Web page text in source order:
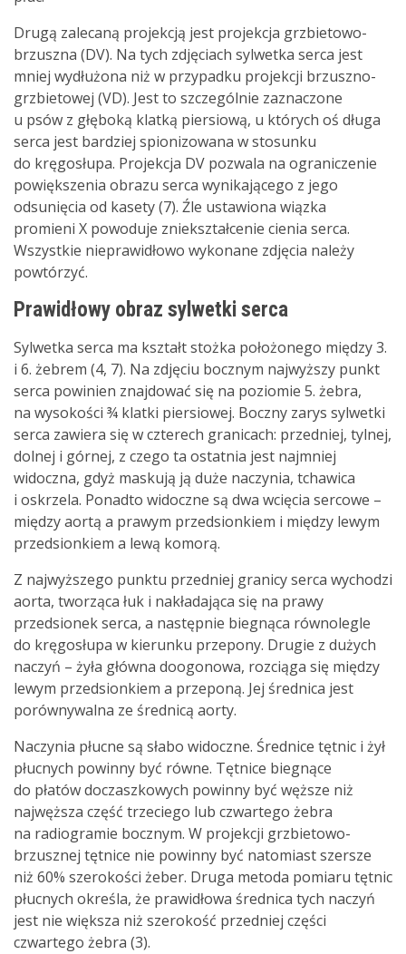
Drugą zalecaną projekcją jest projekcja grzbietowo-
brzuszna (DV). Na tych zdjęciach sylwetka serca jest
mniej wydłużona niż w przypadku projekcji brzuszno-
grzbietowej (VD). Jest to szczególnie zaznaczone
u psów z głęboką klatką piersiową, u których oś długa
serca jest bardziej spionizowana w stosunku
do kręgosłupa. Projekcja DV pozwala na ograniczenie
powiększenia obrazu serca wynikającego z jego
odsunięcia od kasety (7). Źle ustawiona wiązka
promieni X powoduje zniekształcenie cienia serca.
Wszystkie nieprawidłowo wykonane zdjęcia należy
powtórzyć.
Prawidłowy obraz sylwetki serca
Sylwetka serca ma kształt stożka położonego między 3.
i 6. żebrem (4, 7). Na zdjęciu bocznym najwyższy punkt
serca powinien znajdować się na poziomie 5. żebra,
na wysokości ¾ klatki piersiowej. Boczny zarys sylwetki
serca zawiera się w czterech granicach: przedniej, tylnej,
dolnej i górnej, z czego ta ostatnia jest najmniej
widoczna, gdyż maskują ją duże naczynia, tchawica
i oskrzela. Ponadto widoczne są dwa wcięcia sercowe –
między aortą a prawym przedsionkiem i między lewym
przedsionkiem a lewą komorą.
Z najwyższego punktu przedniej granicy serca wychodzi
aorta, tworząca łuk i nakładająca się na prawy
przedsionek serca, a następnie biegnąca równolegle
do kręgosłupa w kierunku przepony. Drugie z dużych
naczyń – żyła główna doogonowa, rozciąga się między
lewym przedsionkiem a przeponą. Jej średnica jest
porównywalna ze średnicą aorty.
Naczynia płucne są słabo widoczne. Średnice tętnic i żył
płucnych powinny być równe. Tętnice biegnące
do płatów doczaszkowych powinny być węższe niż
najwęższa część trzeciego lub czwartego żebra
na radiogramie bocznym. W projekcji grzbietowo-
brzusznej tętnice nie powinny być natomiast szersze
niż 60% szerokości żeber. Druga metoda pomiaru tętnic
płucnych określa, że prawidłowa średnica tych naczyń
jest nie większa niż szerokość przedniej części
czwartego żebra (3).